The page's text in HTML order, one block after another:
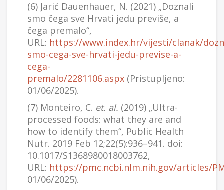
(6) Jarić Dauenhauer, N. (2021) „Doznali
smo čega sve Hrvati jedu previše, a
čega premalo“,
URL: https://www.index.hr/vijesti/clanak/
smo-cega-sve-hrvati-jedu-previse-a-
cega-
premalo/2281106.aspx (Pristupljeno:
01/06/2025).
(7) Monteiro, C. et. al. (2019) „Ultra-
processed foods: what they are and
how to identify them“, Public Health
Nutr. 2019 Feb 12;22(5):936–941. doi:
10.1017/S1368980018003762,
URL: https://pmc.ncbi.nlm.nih.gov/articles/
01/06/2025).